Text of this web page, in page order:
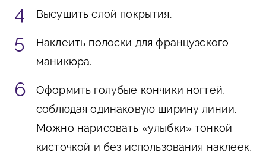
Высушить слой покрытия.
Наклеить полоски для французского
маникюра.
Оформить голубые кончики ногтей,
соблюдая одинаковую ширину линии.
Можно нарисовать «улыбки» тонкой
кисточкой и без использования наклеек,